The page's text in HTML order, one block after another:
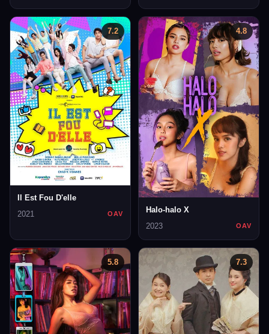
7.2
Il Est Fou D'elle
2021
OAV
4.8
Halo-halo X
2023
OAV
5.8 7.3